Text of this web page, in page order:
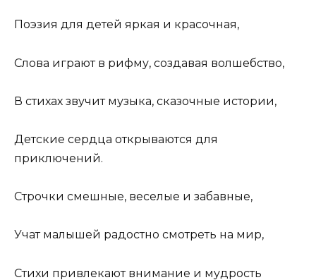
Поэзия для детей яркая и красочная,
Слова играют в рифму, создавая волшебство,
В стихах звучит музыка, сказочные истории,
Детские сердца открываются для
приключений.
Строчки смешные, веселые и забавные,
Учат малышей радостно смотреть на мир,
Стихи привлекают внимание и мудрость